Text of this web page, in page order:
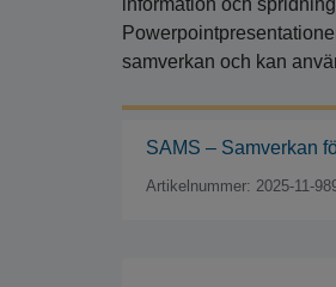
information och
samverkan och kan
SAMS – Samverkan
Artikelnummer: 2025-11-